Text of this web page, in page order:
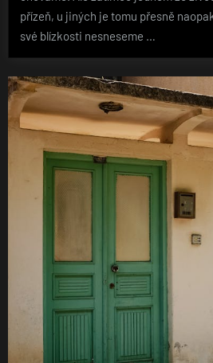
přízeň, u jiných je tomu přesně
své blízkosti nesneseme …